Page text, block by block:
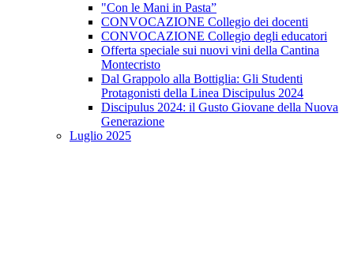
"Con le Mani in Pasta”
CONVOCAZIONE Collegio dei docenti
CONVOCAZIONE Collegio degli educatori
Offerta speciale sui nuovi vini della Cantina
Montecristo
Dal Grappolo alla Bottiglia: Gli Studenti
Protagonisti della Linea Discipulus 2024
Discipulus 2024: il Gusto Giovane della Nuova
Generazione
Luglio 2025